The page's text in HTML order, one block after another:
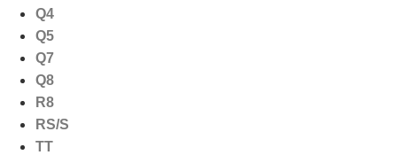
Q4
Q5
Q7
Q8
R8
RS/S
TT